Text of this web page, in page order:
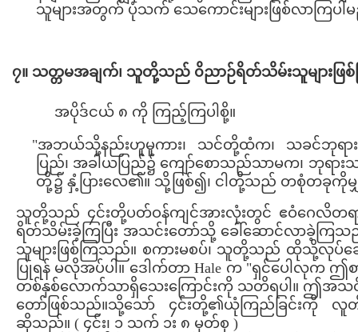
သူများအတွက် ပုံသက် သေကောင်းများဖြစ်လာကြပါ
၇။ သတ္တမအချက်၊ သူတို့သည် ၀ိညာဉ်ရိတ်သိမ်းသူများဖြ
အပိုဒ်ငယ် ၈ ကို ကြည့်ကြပါစို့။
"အဘယ်သို့နည်းဟူမူကား၊ သင်တို့ထံက၊ သခင်ဘုရာ
ပြည်၊ အခါယပြည်၌ ကျော်စောသည်သာမက၊ ဘု
တို့၌ နှံ့ပြားလေ၏။ သို့ဖြစ်၍၊ ငါတို့သည် တစုံတခုကိုမျှ
သူတို့သည် ၄င်းတို့ပတ်ဝန်ကျင်အားလုံးတွင် ဧဝံဂေလိတရ
ရိတ်သိမ်းခဲ့ကြပြီး အသင်းတော်သို့ ခေါ်ဆောင်လာခဲ့
သူများဖြစ်ကြသည်။ စကားမစပ်၊ သူတို့သည် ထိုသို့လုပ်ဆေ
ပြုရန် မလိုအပ်ပါ။ ဒေါက်တာ Hale က "ရှင်ပေါလု
တစ်နှစ်လောက်သာရှိသေးကြောင်းကို သတိရပါ။ ဤအသ
တော်ဖြစ်သည်။သို့သော် ၄င်းတို့၏ယုံကြည်ခြင်းကို
ဆိုသည်။ ( ၄င်း၊ ၁ သက် ၁း ၈ မှတ်စု )